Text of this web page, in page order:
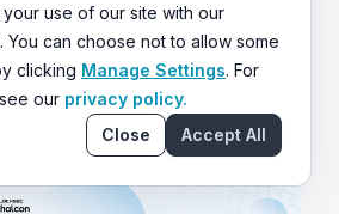
Weekly
Juli bis 2. August 2026
~88 Mio. $
Firmware-Fehler leitete die
einen deterministischen Fallback
durch eine `recycle()`-
use of our site with our
You can choose not to allow some
clicking Manage Settings. For
our privacy policy.
Close
Accept All